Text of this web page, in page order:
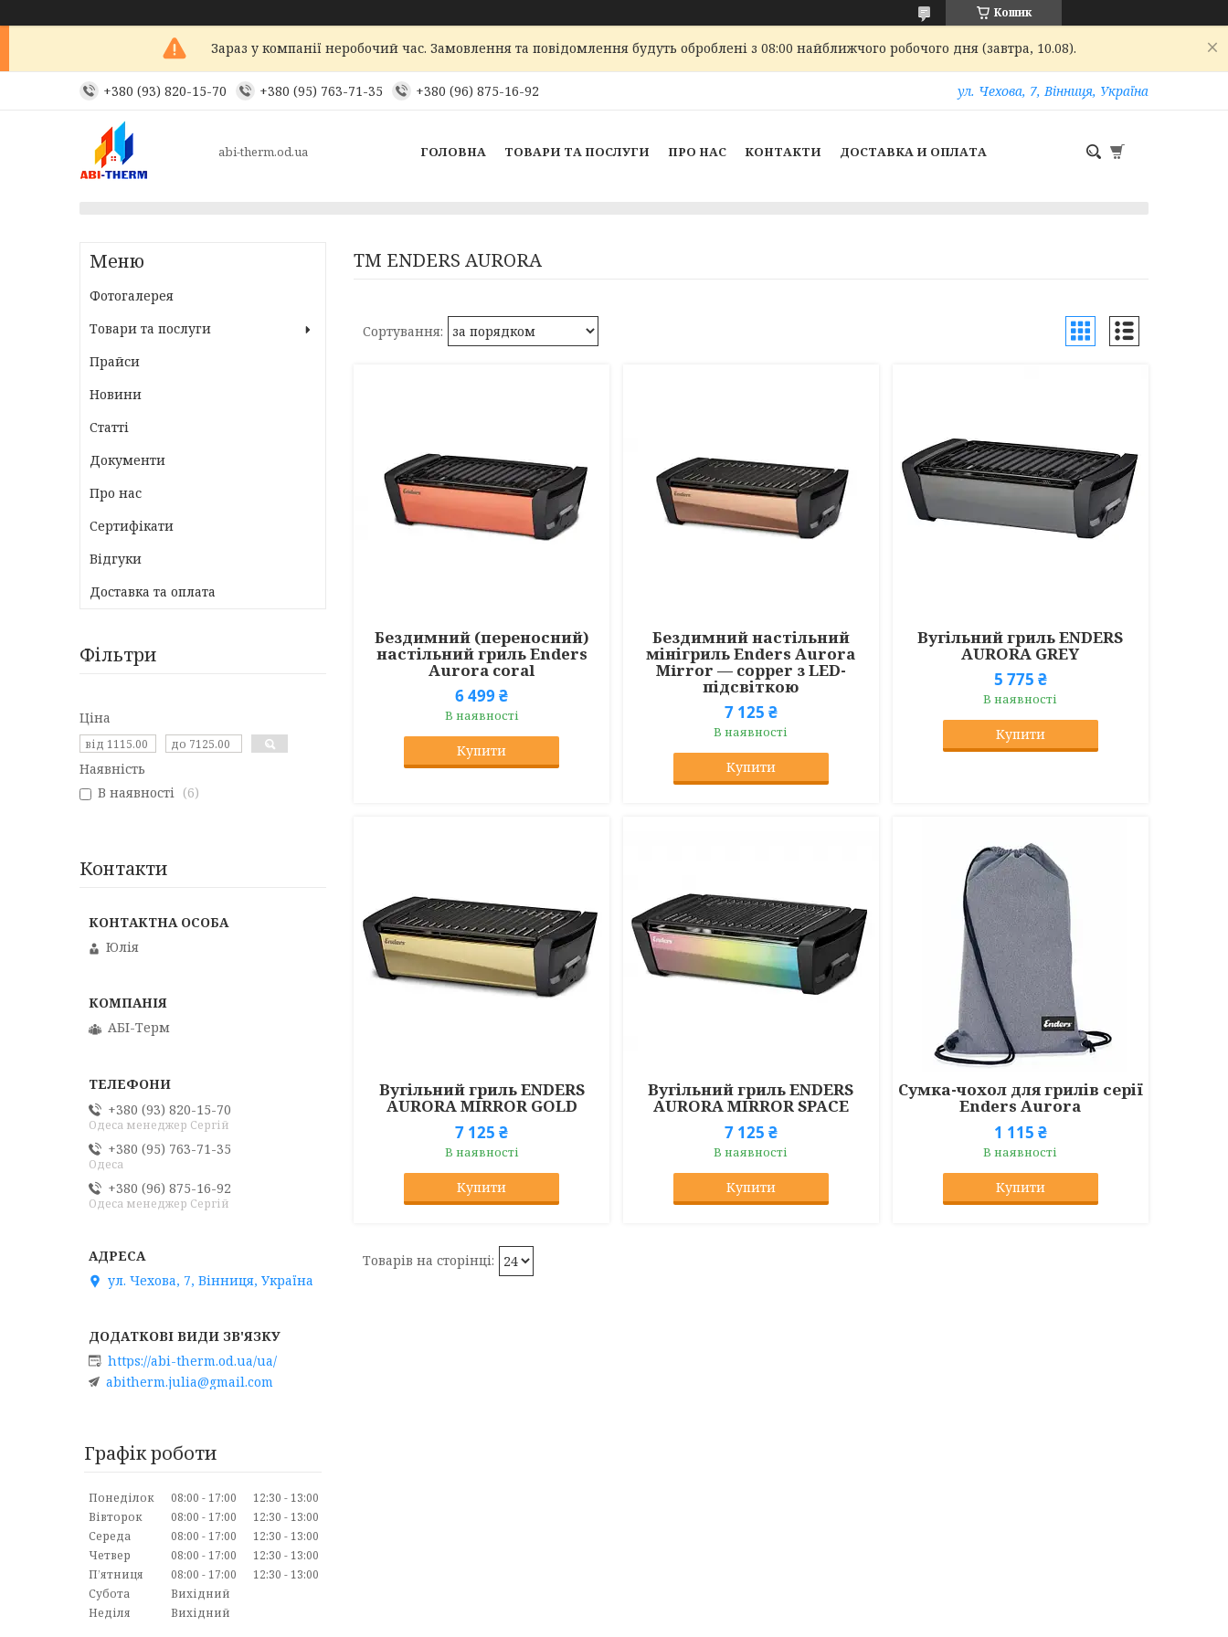
Кошик
Зараз у компанії неробочий час. Замовлення та повідомлення будуть оброблені з 08:00 найближчого робочого дня (завтра, 10.08).
+380 (93) 820-15-70 +380 (95) 763-71-35 +380 (96) 875-16-92 ул. Чехова, 7, Вінниця, Україна
abi-therm.od.ua ГОЛОВНА ТОВАРИ ТА ПОСЛУГИ ПРО НАС КОНТАКТИ ДОСТАВКА И ОПЛАТА
TM ENDERS AURORA
Бездимний (переносний)
настільний гриль Enders
Aurora coral
6 499 ₴
В наявності
Купити
Бездимний настільний
мінігриль Enders Aurora
Mirror — copper з LED-
підсвіткою
7 125 ₴
В наявності
Купити
Вугільний гриль ENDERS
AURORA GREY
5 775 ₴
В наявності
Купити
Вугільний гриль ENDERS
AURORA MIRROR GOLD
7 125 ₴
В наявності
Купити
Вугільний гриль ENDERS
AURORA MIRROR SPACE
7 125 ₴
В наявності
Купити
Сумка-чохол для грилів серії
Enders Aurora
1 115 ₴
В наявності
Купити
Фотогалерея
Товари та послуги
Прайси
Новини
Статті
Документи
Про нас
Сертифікати
Відгуки
Доставка та оплата
Фільтри
Ціна
Наявність
В наявності
6
Контакти
Юлія
АБІ-Терм
+380 (93) 820-15-70
Одеса менеджер Сергій
+380 (95) 763-71-35
Одеса
+380 (96) 875-16-92
Одеса менеджер Сергій
ул. Чехова, 7, Вінниця, Україна
https://abi-therm.od.ua/ua/
abitherm.julia@gmail.com
Графік роботи
Понеділок 08:00 17:00 12:30
13:00
Вівторок
08:00 17:00 12:30
13:00
Середа
08:00 17:00 12:30
13:00
Четвер
08:00 17:00 12:30
13:00
Пʼятниця
08:00 17:00 12:30
13:00
Субота
Вихідний
Неділя
Вихідний